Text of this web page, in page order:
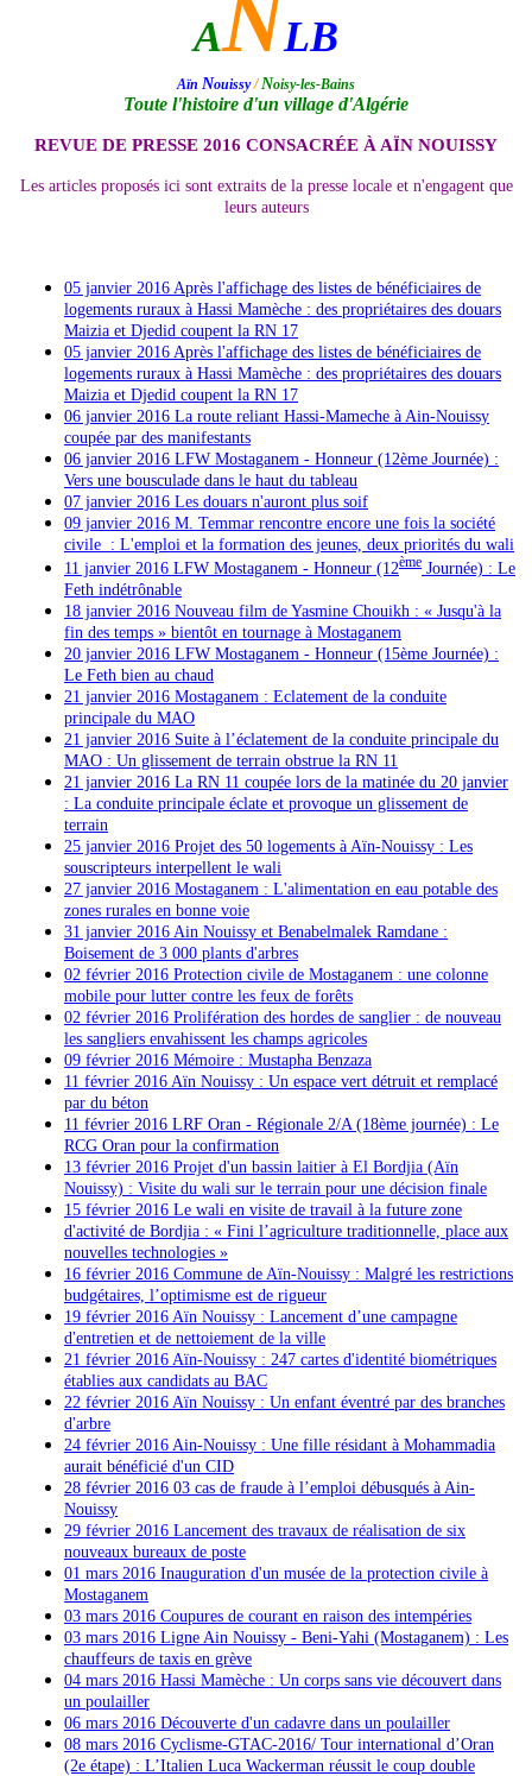
ANLB
Aïn Nouissy/Noisy-les-Bains
Toute l'histoire d'un village d'Algérie
REVUE DE PRESSE 2016 CONSACRÉE À AÏN NOUISSY
Les articles proposés ici sont extraits de la presse locale et n'engagent que
leurs auteurs
05 janvier 2016 Après l'affichage des listes de bénéficiaires de
logements ruraux à Hassi Mamèche : des propriétaires des douars
Maizia et Djedid coupent la RN 17
05 janvier 2016 Après l'affichage des listes de bénéficiaires de
logements ruraux à Hassi Mamèche : des propriétaires des douars
Maizia et Djedid coupent la RN 17
06 janvier 2016 La route reliant Hassi-Mameche à Ain-Nouissy
coupée par des manifestants
06 janvier 2016 LFW Mostaganem - Honneur (12ème Journée) :
Vers une bousculade dans le haut du tableau
07 janvier 2016 Les douars n'auront plus soif
09 janvier 2016 M. Temmar rencontre encore une fois la société
civile : L'emploi et la formation des jeunes, deux priorités du wali
11 janvier 2016 LFW Mostaganem - Honneur (12ème Journée) : Le
Feth indétrônable
18 janvier 2016 Nouveau film de Yasmine Chouikh : « Jusqu'à la
fin des temps » bientôt en tournage à Mostaganem
20 janvier 2016 LFW Mostaganem - Honneur (15ème Journée) :
Le Feth bien au chaud
21 janvier 2016 Mostaganem : Eclatement de la conduite
principale du MAO
21 janvier 2016 Suite à l’éclatement de la conduite principale du
MAO : Un glissement de terrain obstrue la RN 11
21 janvier 2016 La RN 11 coupée lors de la matinée du 20 janvier
: La conduite principale éclate et provoque un glissement de
terrain
25 janvier 2016 Projet des 50 logements à Aïn-Nouissy : Les
souscripteurs interpellent le wali
27 janvier 2016 Mostaganem : L'alimentation en eau potable des
zones rurales en bonne voie
31 janvier 2016 Ain Nouissy et Benabelmalek Ramdane :
Boisement de 3 000 plants d'arbres
02 février 2016 Protection civile de Mostaganem : une colonne
mobile pour lutter contre les feux de forêts
02 février 2016 Prolifération des hordes de sanglier : de nouveau
les sangliers envahissent les champs agricoles
09 février 2016 Mémoire : Mustapha Benzaza
11 février 2016 Aïn Nouissy : Un espace vert détruit et remplacé
par du béton
11 février 2016 LRF Oran - Régionale 2/A (18ème journée) : Le
RCG Oran pour la confirmation
13 février 2016 Projet d'un bassin laitier à El Bordjia (Aïn
Nouissy) : Visite du wali sur le terrain pour une décision finale
15 février 2016 Le wali en visite de travail à la future zone
d'activité de Bordjia : « Fini l’agriculture traditionnelle, place aux
nouvelles technologies »
16 février 2016 Commune de Aïn-Nouissy : Malgré les restrictions
budgétaires, l’optimisme est de rigueur
19 février 2016 Aïn Nouissy : Lancement d’une campagne
d'entretien et de nettoiement de la ville
21 février 2016 Aïn-Nouissy : 247 cartes d'identité biométriques
établies aux candidats au BAC
22 février 2016 Aïn Nouissy : Un enfant éventré par des branches
d'arbre
24 février 2016 Ain-Nouissy : Une fille résidant à Mohammadia
aurait bénéficié d'un CID
28 février 2016 03 cas de fraude à l’emploi débusqués à Ain-
Nouissy
29 février 2016 Lancement des travaux de réalisation de six
nouveaux bureaux de poste
01 mars 2016 Inauguration d'un musée de la protection civile à
Mostaganem
03 mars 2016 Coupures de courant en raison des intempéries
03 mars 2016 Ligne Ain Nouissy - Beni-Yahi (Mostaganem) : Les
chauffeurs de taxis en grève
04 mars 2016 Hassi Mamèche : Un corps sans vie découvert dans
un poulailler
06 mars 2016 Découverte d'un cadavre dans un poulailler
08 mars 2016 Cyclisme-GTAC-2016/ Tour international d’Oran
(2e étape) : L’Italien Luca Wackerman réussit le coup double